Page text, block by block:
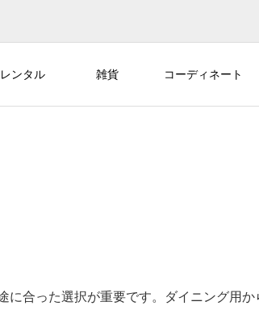
ンタル 雑貨 コーディネート
合った選択が重要です。ダイニング用か